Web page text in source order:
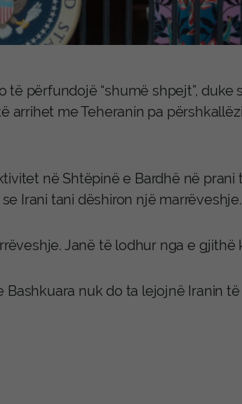
të përfundojë “shumë shpejt”, duke
arrihet me Teheranin pa
në Shtëpinë e Bardhë në prani
Irani tani dëshiron një marrëveshje.
Janë të lodhur nga e gjithë
nuk do ta lejojnë Iranin